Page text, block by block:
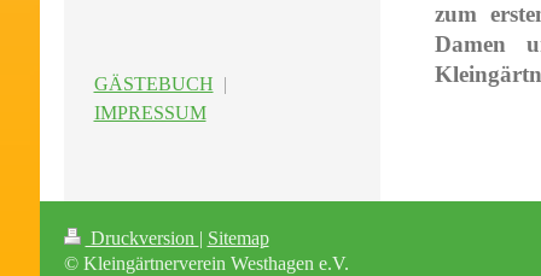
zum
Damen
GÄSTEBUCH |
IMPRESSUM
Druckversion | Sitemap
© Kleingärtnerverein Westhagen e.V.